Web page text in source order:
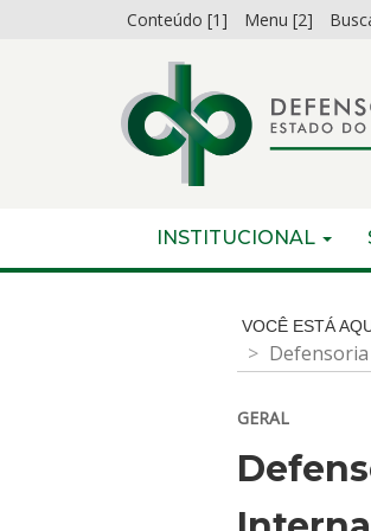
para
Conteúdo [1] Menu [2]
do
menu
INICIAL
INSTITUCIONAL
GERAL